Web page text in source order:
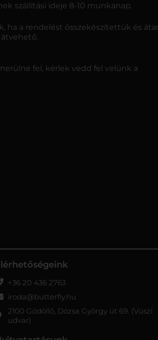
szállítási ideje 8-10 munkanap.
a rendelést összekészítettük és
fel, kérlek vedd fel velünk a
+36 20 436 2763
iroda@butterfly.hu
2100 Gödöllő, Dózsa György út 69. (Vüszi
udvar)